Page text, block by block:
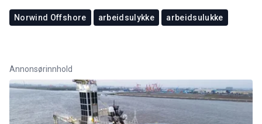
Norwind Offshore arbeidsulykke arbeidsulukke
Annonsørinnhold